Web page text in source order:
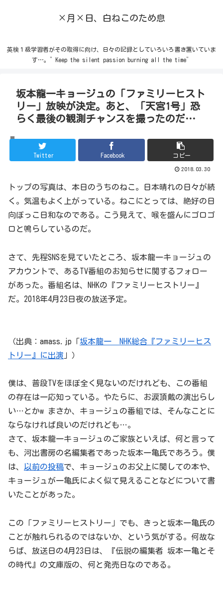
×月×日、白ねこのため息
英検１級学習者がその取得に向け、日々の記録としていろいろ書き置いていま
す…。”Keep the silent passion burning all the time”
坂本龍一キョージュの「ファミリーヒスト
リー」放映が決定。あと、「天宮1号」恐
らく最後の観測チャンスを撮ったのだ…
Twitter Facebook コピー
2018.03.30
トップの写真は、本日のうちのねこ。日本晴れの日々が続
く。気温もよく上がっている。ねこにとっては、絶好の日
向ぼっこ日和なのである。こう見えて、喉を盛んにゴロゴ
ロと鳴らしているのだ。
さて、先程SNSを見ていたところ、坂本龍一キョージュの
アカウントで、あるTV番組のお知らせに関するフォロー
があった。番組名は、NHKの『ファミリーヒストリー』
だ。2018年4月23日夜の放送予定。
（出典：amass.jp「坂本龍一 NHK総合『ファミリーヒス
トリー』に出演 」）
僕は、普段TVをほぼ全く見ないのだけれども、この番組
の存在は一応知っている。やたらに、お涙頂戴の演出らし
い…とかw まさか、キョージュの番組では、そんなことに
ならなければ良いのだけれども…。
さて、坂本龍一キョージュのご家族といえば、何と言って
も、河出書房の名編集者であった坂本一亀氏であろう。僕
は、 以前の投稿で、キョージュのお父上に関しての本や、
キョージュが一亀氏によく似て見えることなどについて書
いたことがあった。
この「ファミリーヒストリー」でも、きっと坂本一亀氏の
ことが触れられるのではないか、という気がする。何故な
らば、放送日の4月23日は、『伝説の編集者 坂本一亀とそ
の時代』の文庫版の、何と発売日なのである。